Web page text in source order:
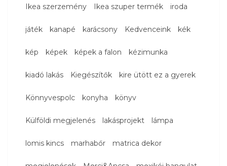
Ikea szerzemény Ikea szuper termék iroda
játék kanapé karácsony Kedvenceink kék
kép képek képek a falon kézimunka
kiadó lakás Kiegészítők kire ütött ez a gyerek
Könnyvespolc konyha könyv
Külföldi megjelenés lakásprojekt lámpa
lomis kincs marhabőr matrica dekor